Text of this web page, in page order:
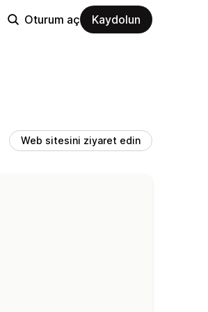
Oturum aç Kaydolun
Web sitesini ziyaret edin